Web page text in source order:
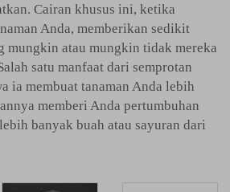
Cairan khusus ini, ketika
Anda, memberikan sedikit
mungkin atau mungkin tidak mereka
satu manfaat dari semprotan
ia membuat tanaman Anda lebih
memberi Anda pertumbuhan
banyak buah atau sayuran dari